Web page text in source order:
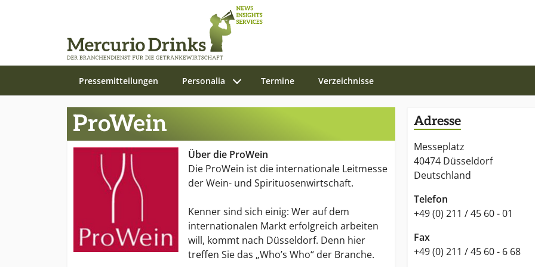
Pressemitteilungen Personalia Termine Verzeichnisse
ProWein
Über die ProWein
Die ProWein ist die internationale Leitmesse
der Wein- und Spirituosenwirtschaft.
Kenner sind sich einig: Wer auf dem
internationalen Markt erfolgreich arbeiten
will, kommt nach Düsseldorf. Denn hier
treffen Sie das „Who’s Who“ der Branche.
Adresse
Messeplatz
40474 Düsseldorf
Deutschland
Telefon
+49 (0) 211 / 45 60 - 01
Fax
+49 (0) 211 / 45 60 - 6 68